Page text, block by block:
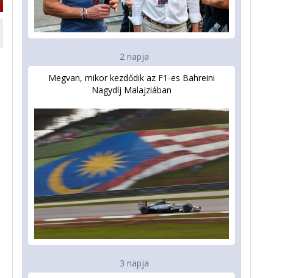
2 napja
Megvan, mikor kezdődik az F1-es Bahreini
Nagydíj Malajziában
3 napja